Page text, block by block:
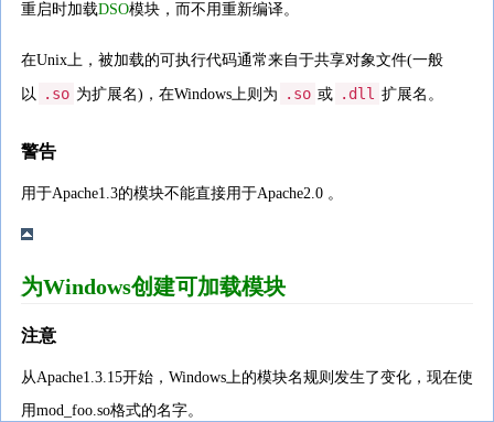
重启时加载DSO模块，而不用重新编译。
在Unix上，被加载的可执行代码通常来自于共享对象文件(一般
以 .so 为扩展名)，在Windows上则为 .so 或 .dll 扩展名。
警告
用于Apache1.3的模块不能直接用于Apache2.0 。
为Windows创建可加载模块
注意
从Apache1.3.15开始，Windows上的模块名规则发生了变化，现在使
用mod_foo.so格式的名字。